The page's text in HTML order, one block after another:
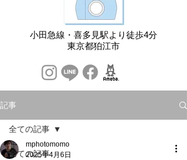
小田急線・喜多見駅より徒歩4分
​東京都狛江市
記事
全ての記事
全ての記事
mphotomomo
2025年4月6日